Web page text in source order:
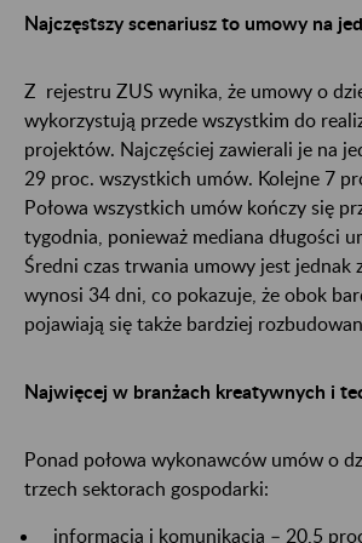
Najczęstszy scenariusz to umowy na
Z rejestru ZUS wynika, że umowy o
wykorzystują przede wszystkim do
projektów. Najczęściej zawierali je na
29 proc. wszystkich umów. Kolejne 7
Połowa wszystkich umów kończy się
tygodnia, ponieważ mediana długości
Średni czas trwania umowy jest jednak
wynosi 34 dni, co pokazuje, że obok
pojawiają się także bardziej
Najwięcej w branżach kreatywnych i
Ponad połowa wykonawców umów o
trzech sektorach gospodarki:
informacja i komunikacja – 20,5